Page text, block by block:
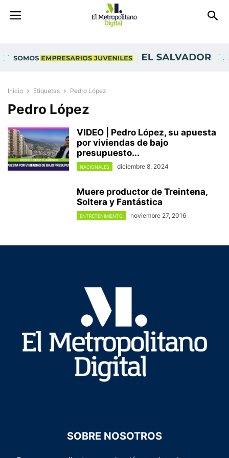
Inicio Etiquetas Pedro López
Pedro López
VIDEO | Pedro López, su apuesta
por viviendas de bajo
presupuesto...
NACIONALES diciembre 8, 2024
Muere productor de Treintena,
Soltera y Fantástica
ENTRETENIMIENTO noviembre 27, 2016
SOBRE NOSOTROS